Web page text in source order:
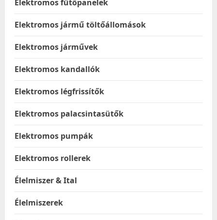
Elektromos fűtőpanelek
Elektromos jármű töltőállomások
Elektromos járművek
Elektromos kandallók
Elektromos légfrissítők
Elektromos palacsintasütők
Elektromos pumpák
Elektromos rollerek
Élelmiszer & Ital
Élelmiszerek